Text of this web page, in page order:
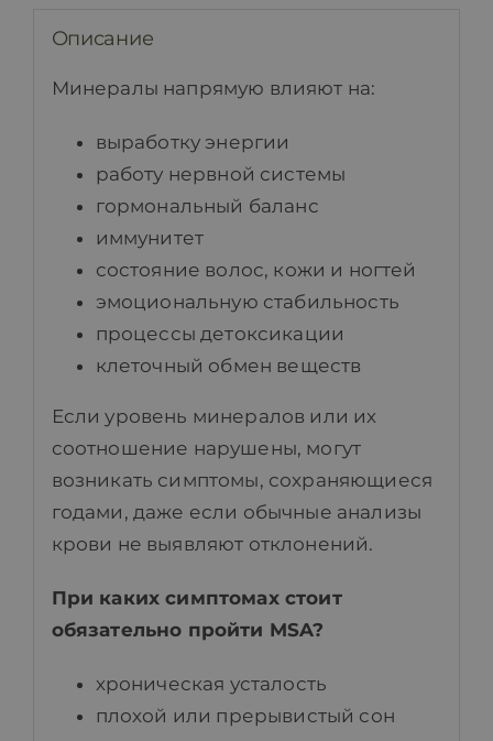
Описание
Минералы напрямую влияют на:
выработку энергии
работу нервной системы
гормональный баланс
иммунитет
состояние волос, кожи и ногтей
эмоциональную стабильность
процессы детоксикации
клеточный обмен веществ
Если уровень минералов или их
соотношение нарушены, могут
возникать симптомы, сохраняющиеся
годами, даже если обычные анализы
крови не выявляют отклонений.
При каких симптомах стоит
обязательно пройти MSA?
хроническая усталость
плохой или прерывистый сон